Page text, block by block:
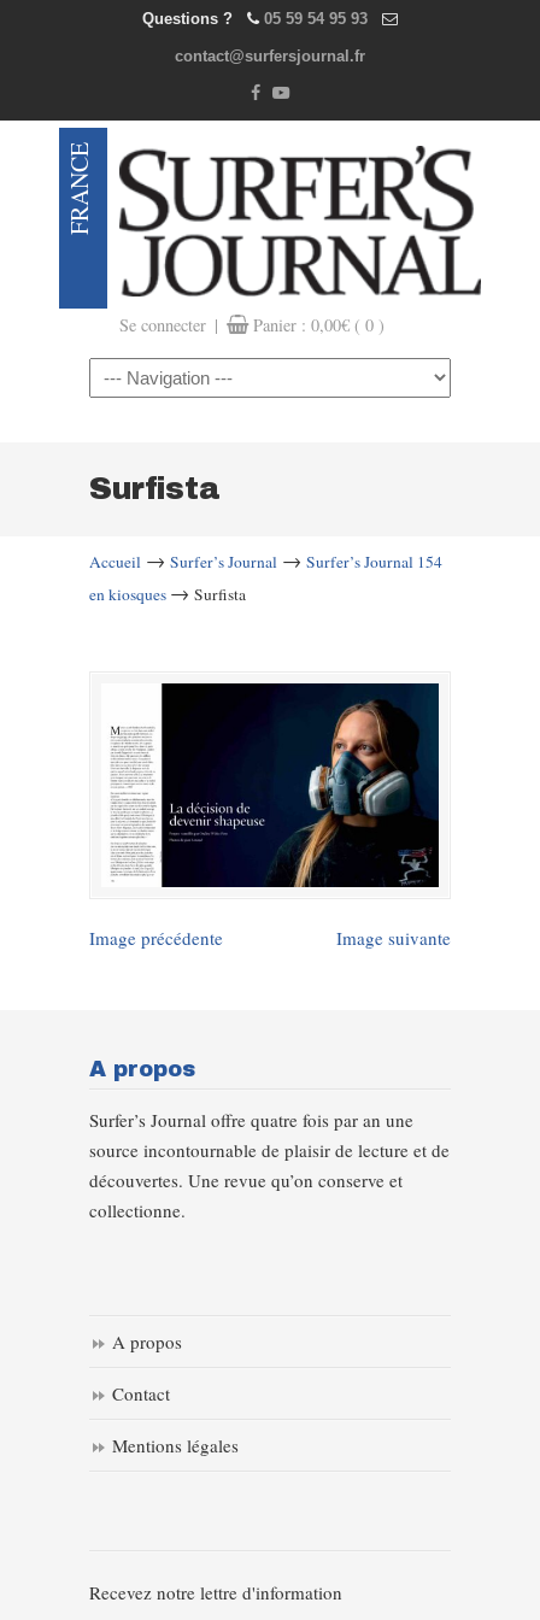
Questions ? 05 59 54 95 93
contact@surfersjournal.fr
Se connecter | Panier : 0,00€ ( 0 )
Navigation
Surfista
Accueil → Surfer’s Journal → Surfer’s Journal 154
en kiosques → Surfista
Image précédente Image suivante
A propos
Surfer’s Journal offre quatre fois par an une
source incontournable de plaisir de lecture et de
découvertes. Une revue qu’on conserve et
collectionne.
A propos
Contact
Mentions légales
Recevez notre lettre d'information